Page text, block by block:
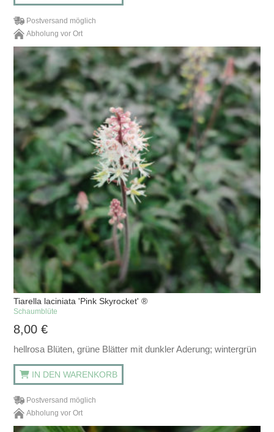
Postversand möglich
Abholung vor Ort
Tiarella laciniata 'Pink Skyrocket' ®
Schaumblüte
8,00€
hellrosa Blüten, grüne Blätter mit dunkler Aderung; wintergrün
IN DEN WARENKORB
Postversand möglich
Abholung vor Ort